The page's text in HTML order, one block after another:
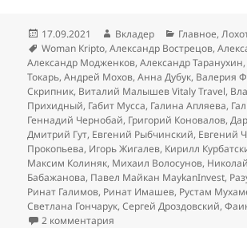
Опубликовано
17.09.2021 Автор
Вкладер Рубрики
Главное,
Метки
Woman Кripto,Александр Вострецов,
Александр Модженков,Александр Таранухин
Токарь,Андрей Мохов,Анна Дубук, Валерия
Скрипник, Виталий Малышев Vitaly Travel,
Прихидный, Габит Мусса, Галина Апляева,
Геннадий Чернобай, Григорий Коновалов,
Дмитрий Гут, Евгений Рыбчинский, Евгений
Прокопьева, Игорь Жигалев, Кирилл
Максим Колиняк, Михаил Волосунов,
Бабажанова, Павел Майкан MaykanInvest,
Ринат Галимов, Ринат Имашев, Рустам
Светлана Гончарук,Сергей Дроздовский,
2 комментария